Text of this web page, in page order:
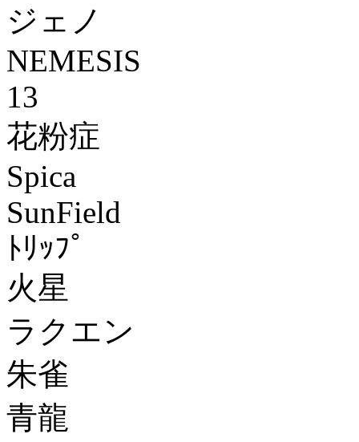
ジェノ
NEMESIS
13
花粉症
Spica
SunField
ﾄﾘｯﾌﾟ
火星
ラクエン
朱雀
青龍